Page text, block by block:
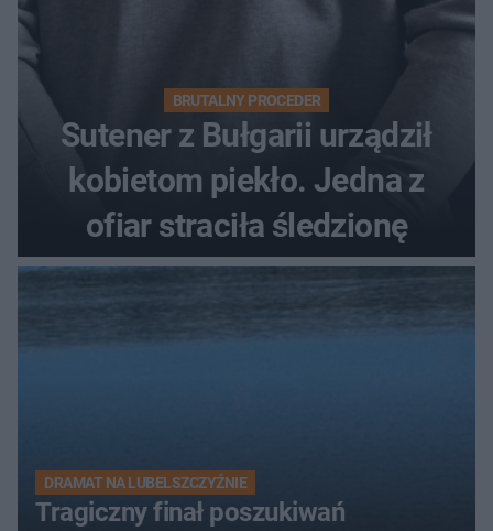
BRUTALNY PROCEDER
Sutener z Bułgarii urządził
kobietom piekło. Jedna z
ofiar straciła śledzionę
DRAMAT NA LUBELSZCZYŹNIE
Tragiczny finał poszukiwań